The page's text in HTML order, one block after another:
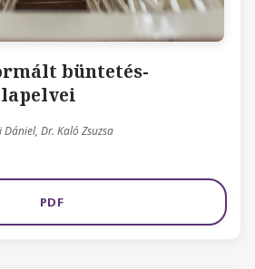
büntetés-
Dr. Kaló Zsuzsa
PDF